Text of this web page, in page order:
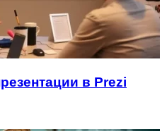
в Prezi